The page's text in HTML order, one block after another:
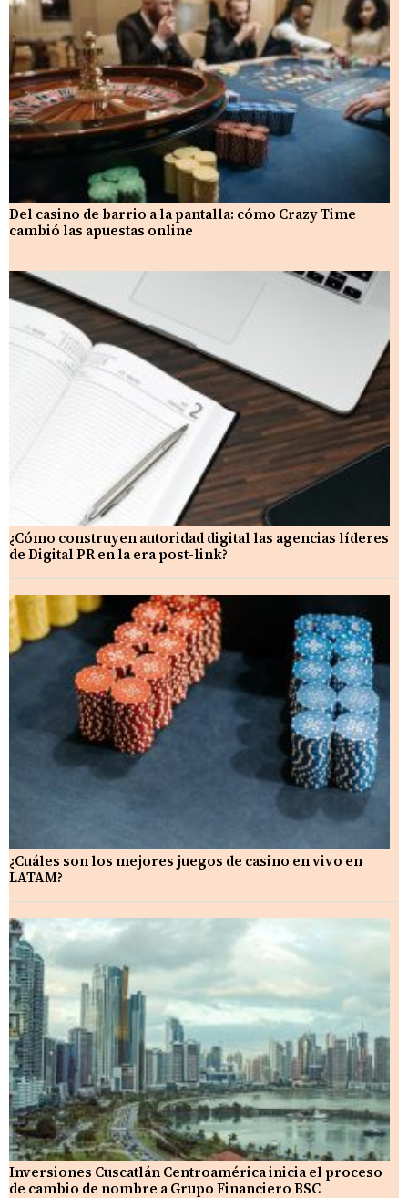
Del casino de barrio a la pantalla: cómo Crazy Time
cambió las apuestas online
¿Cómo construyen autoridad digital las agencias líderes
de Digital PR en la era post-link?
¿Cuáles son los mejores juegos de casino en vivo en
LATAM?
Inversiones Cuscatlán Centroamérica inicia el proceso
de cambio de nombre a Grupo Financiero BSC